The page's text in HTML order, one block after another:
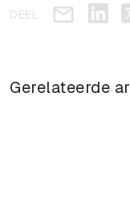
DEEL
Gerelateerde